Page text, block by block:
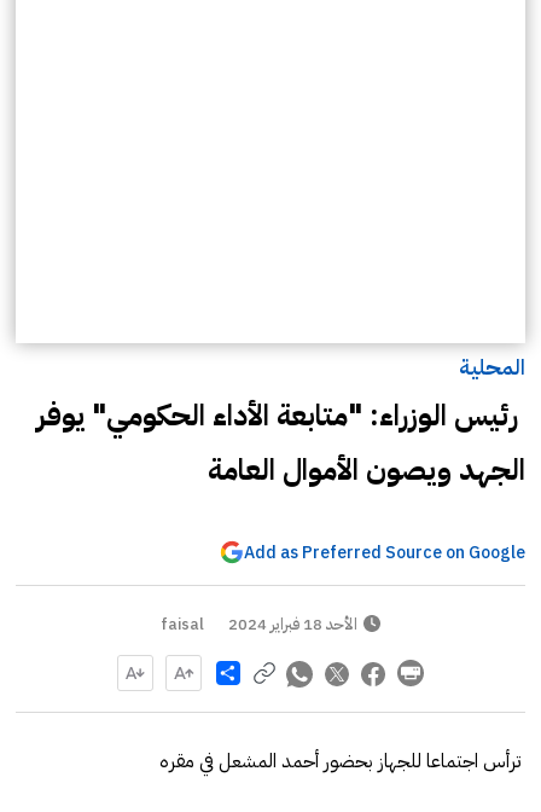
المحلية
رئيس الوزراء: "متابعة الأداء الحكومي" يوفر
الجهد ويصون الأموال العامة
Add as Preferred Source on Google
الأحد 18 فبراير 2024 faisal
Share
ترأس اجتماعا للجهاز بحضور أحمد المشعل في مقره